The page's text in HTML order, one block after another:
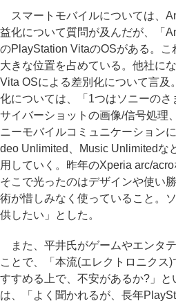
スマートモバイルについては、
益化について質問が及んだが、「
のPlayStation VitaのOSがある。
大きな位置を占めている。他社に
Vita OSによる差別化について言及
化については、「1つはソニーの
サイバーショットの画像/信号処理
ニーモバイルコミュニケーション
deo Unlimited、Music Unlimitedな
用していく。昨年のXperia arc/
そこで光ったのはデザインや使い
術が惜しみなく使っていること。
供したい」とした。
また、平井氏がゲームやエンタ
ことで、「本流(エレクトロニクス
すすめる上で、不安があるか?」
は、「よく聞かれるが、長年